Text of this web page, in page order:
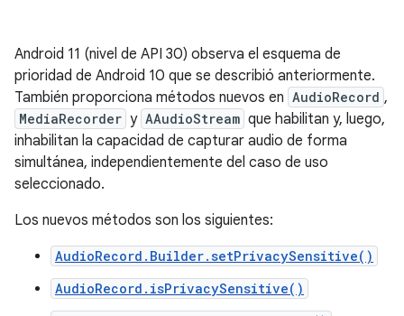
Android 11 (nivel de API 30) observa el esquema de
prioridad de Android 10 que se describió anteriormente.
También proporciona métodos nuevos en AudioRecord ,
MediaRecorder y AAudioStream que habilitan y, luego,
inhabilitan la capacidad de capturar audio de forma
simultánea, independientemente del caso de uso
seleccionado.
Los nuevos métodos son los siguientes:
AudioRecord.Builder.setPrivacySensitive()
AudioRecord.isPrivacySensitive()